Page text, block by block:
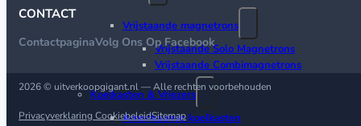
Vrijstaande magnetrons
Vrijstaande Solo Magnetrons
Vrijstaande Combimagnetrons
Koelkasten & Vriezers
Amerikaanse koelkasten
CONTACT
ContactpaginaVolg Ons Op Facebook
2026 © uitverkoopgigant.nl — Alle rechten voorbehouden
Privacyverklaring CookiebeleidSitemap